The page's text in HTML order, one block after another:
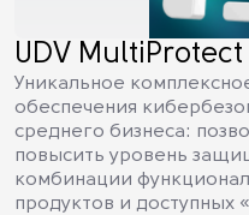
UDV MultiProtect
Уникальное
обеспечения
среднего бизнеса:
повысить уровень
комбинации
продуктов и доступных